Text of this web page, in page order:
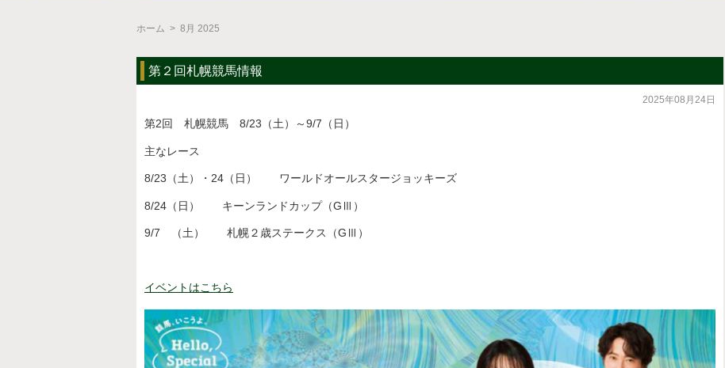
ホーム > 8月 2025
第２回札幌競馬情報
2025年08月24日
第2回 札幌競馬 8/23（土）～9/7（日）
主なレース
8/23（土）・24（日） ワールドオールスタージョッキーズ
8/24（日） キーンランドカップ（GⅢ）
9/7 （土） 札幌２歳ステークス（GⅢ）
イベントはこちら